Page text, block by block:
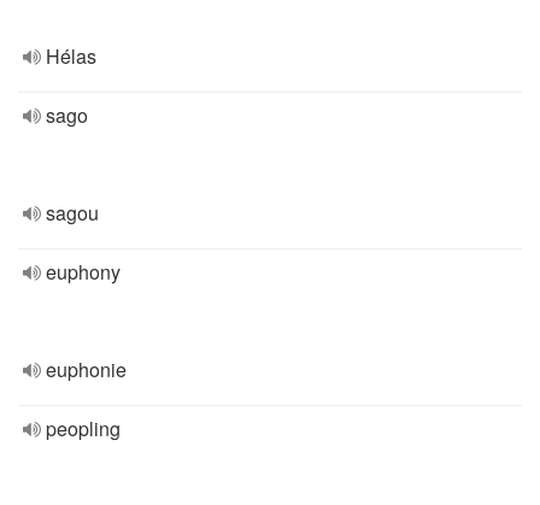
Hélas
sago
sagou
euphony
euphonie
peopling